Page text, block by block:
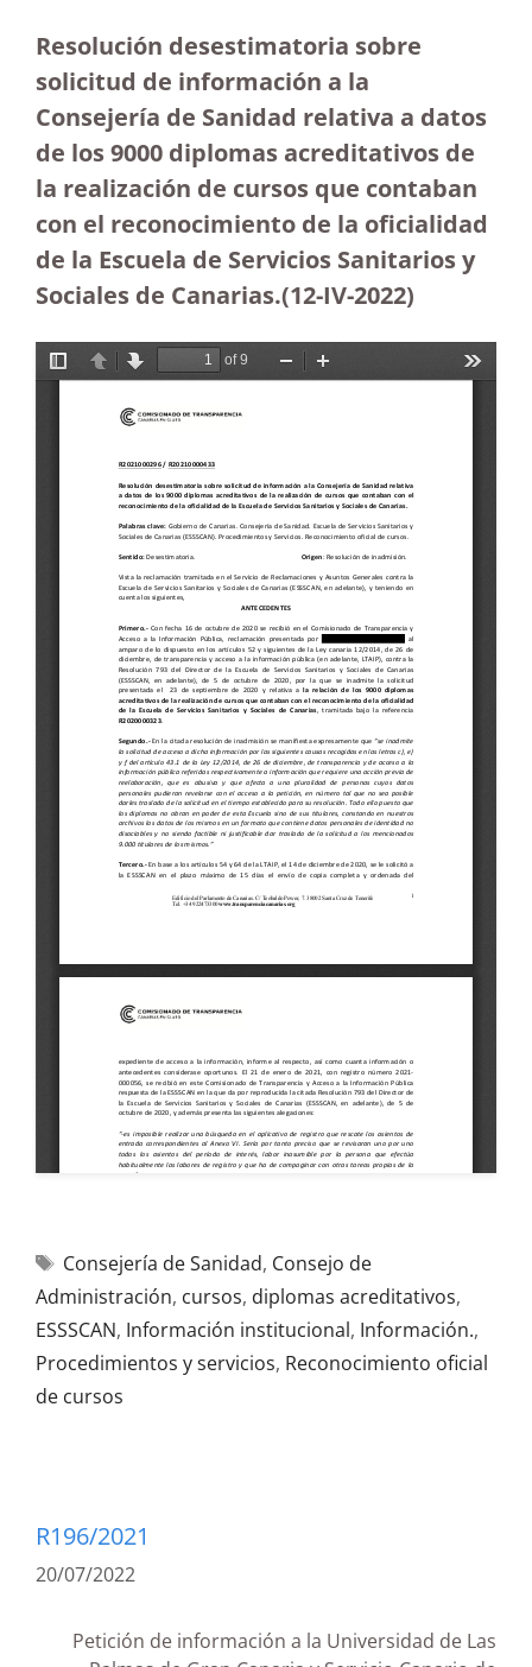
Resolución desestimatoria sobre
solicitud de información a la
Consejería de Sanidad relativa a datos
de los 9000 diplomas acreditativos de
la realización de cursos que contaban
con el reconocimiento de la oficialidad
de la Escuela de Servicios Sanitarios y
Sociales de Canarias.(12-IV-2022)
Consejería de Sanidad, Consejo de
Administración, cursos, diplomas acreditativos,
ESSSCAN, Información institucional, Información.,
Procedimientos y servicios, Reconocimiento oficial
de cursos
R196/2021
20/07/2022
Petición de información a la Universidad de Las